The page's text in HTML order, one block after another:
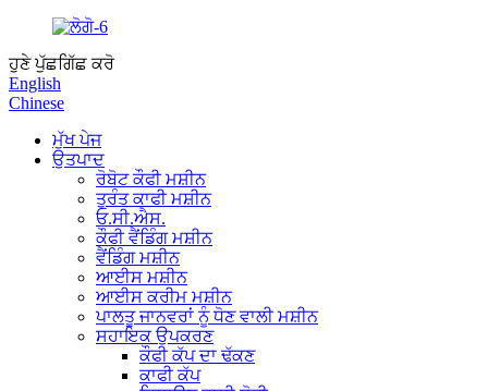
ਹੁਣੇ ਪੁੱਛਗਿੱਛ ਕਰੋ
English
Chinese
ਮੁੱਖ ਪੇਜ
ਉਤਪਾਦ
ਰੋਬੋਟ ਕੌਫੀ ਮਸ਼ੀਨ
ਤੁਰੰਤ ਕਾਫੀ ਮਸ਼ੀਨ
ਓ.ਸੀ.ਐਸ.
ਕੌਫੀ ਵੈਂਡਿੰਗ ਮਸ਼ੀਨ
ਵੈਂਡਿੰਗ ਮਸ਼ੀਨ
ਆਈਸ ਮਸ਼ੀਨ
ਆਈਸ ਕਰੀਮ ਮਸ਼ੀਨ
ਪਾਲਤੂ ਜਾਨਵਰਾਂ ਨੂੰ ਧੋਣ ਵਾਲੀ ਮਸ਼ੀਨ
ਸਹਾਇਕ ਉਪਕਰਣ
ਕੌਫੀ ਕੱਪ ਦਾ ਢੱਕਣ
ਕਾਫੀ ਕੱਪ